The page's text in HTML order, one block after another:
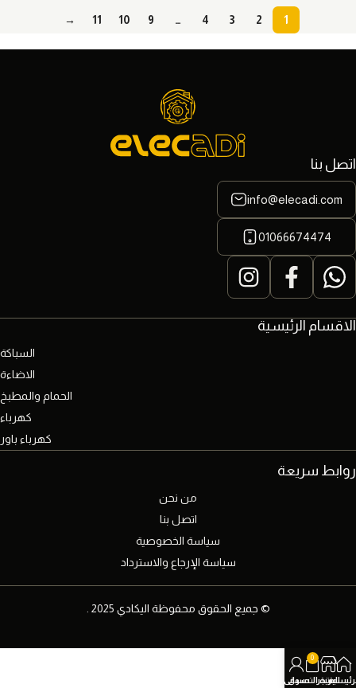
1
2
3
4
…
9
10
11
→
الاقسام الرئيسية
السباكة
الاضاءة
الحمام والمطبخ
كهرباء
كهرباء باور
اتصل بنا
info@elecadi.com
01066674474
روابط سريعة
من نحن
اتصل بنا
سياسة الخصوصية
سياسة الإرجاع والاسترداد
© جميع الحقوق محفوظة اليكادي 2025 .
المتجر
0
عربة التسوق
حسابي